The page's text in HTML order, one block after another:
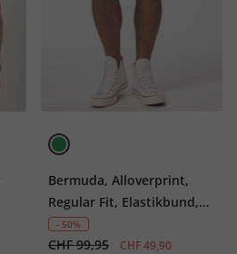
Bermuda, Alloverprint,
Regular Fit, Elastikbund,
bis 8 XL
- 50%
CHF 99,95 CHF 49,90